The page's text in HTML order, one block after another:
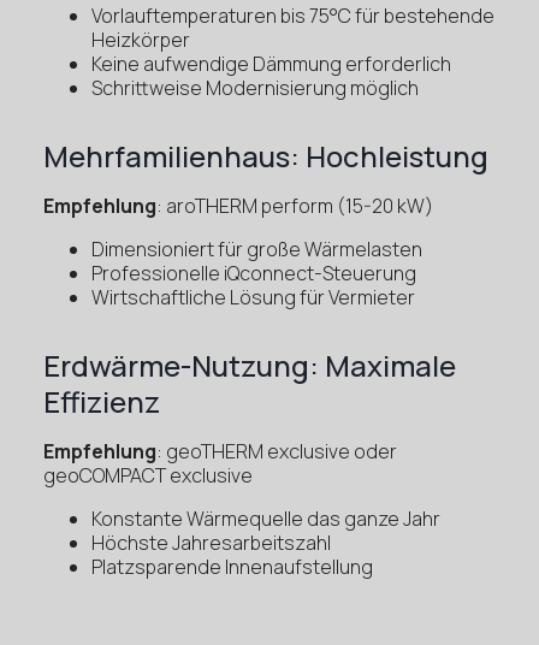
Vorlauftemperaturen bis 75°C für bestehende
Heizkörper
Keine aufwendige Dämmung erforderlich
Schrittweise Modernisierung möglich
Mehrfamilienhaus: Hochleistung
Empfehlung: aroTHERM perform (15-20 kW)
Dimensioniert für große Wärmelasten
Professionelle iQconnect-Steuerung
Wirtschaftliche Lösung für Vermieter
Erdwärme-Nutzung: Maximale
Effizienz
Empfehlung: geoTHERM exclusive oder
geoCOMPACT exclusive
Konstante Wärmequelle das ganze Jahr
Höchste Jahresarbeitszahl
Platzsparende Innenaufstellung